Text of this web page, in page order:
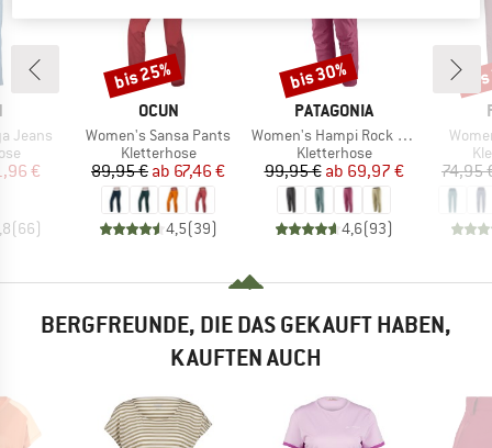
Jeans
Preis
€
(66)
MARKE
OCUN
Artikel
Women's Sansa Pants
Produktgruppe
Kletterhose
Preis
89,95 € reduzierter Preis
ab 67,46 €
4,5(39)
Rabatt
bis 25%
MARKE
PATAGONIA
Artikel
Women's Hampi Rock Pants
Produktgruppe
Kletterhose
Preis
99,95 € reduzierter Preis
ab 69,97 €
4,6(93)
Rabatt
bis 30%
Artikel
74,95
BERGFREUNDE, DIE DAS GEKAUFT HABEN,
KAUFTEN AUCH